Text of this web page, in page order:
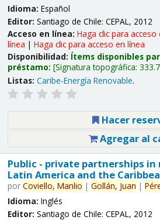
Idioma: Español
Editor: Santiago de Chile: CEPAL, 2012
Acceso en línea: Haga clic para acceso
línea | Haga clic para acceso en línea
Disponibilidad: Ítems disponibles
préstamo: Signatura topográfica:
Listas: Caribe-Energía Renovable.
Hacer
Agregar al
Public - private partnerships in
Latin America and the
por Coviello, Manlio | Gollán, Juan |
Idioma: Inglés
Editor: Santiago de Chile: CEPAL, 2012